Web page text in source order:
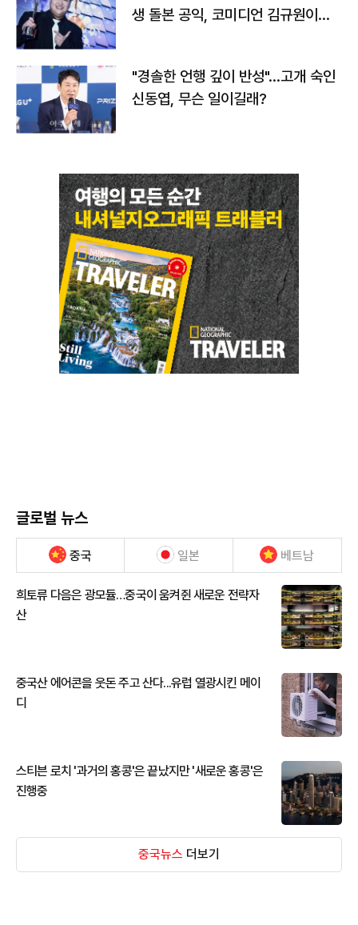
생 돌본 공익, 코미디언 김규원이었
"경솔한 언행 깊이 반성"…고개 숙인
신동엽, 무슨 일이길래?
글로벌 뉴스
중국 일본 베트남
희토류 다음은 광모듈…중국이 움켜쥔 새로운 전략자
산
중국산 에어콘을 웃돈 주고 산다...유럽 열광시킨 메이
디
스티븐 로치 '과거의 홍콩'은 끝났지만 '새로운 홍콩'은
진행중
중국뉴스 더보기